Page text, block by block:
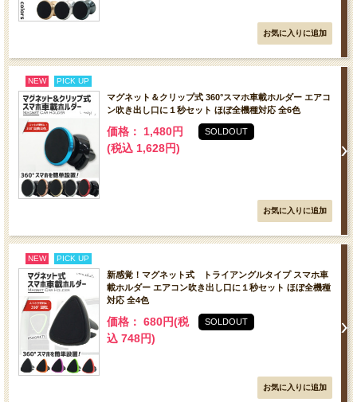
NEW PICK UP
マグネット＆クリップ式 360°スマホ車載ホルダー エアコ
ン吹き出し口に１秒セット ほぼ全機種対応 全6色
価格： 1,480円
(税込 1,628円)
SOLDOUT
NEW PICK UP
新感覚！マグネット式 トライアングルタイプ スマホ車
載ホルダー エアコン吹き出し口に１秒セット ほぼ全機種
対応 全4色
価格： 680円(税
込 748円)
SOLDOUT